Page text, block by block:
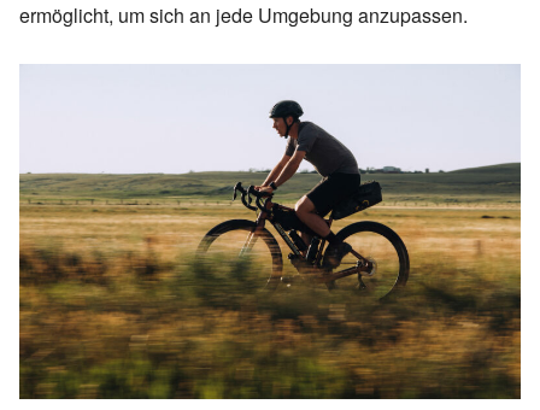
ermöglicht, um sich an jede Umgebung anzupassen.